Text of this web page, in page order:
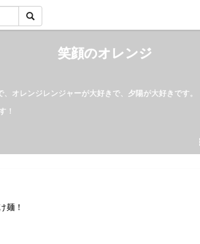
笑顔のオレンジ
オレンジレンジャーが大好きで、夕陽が大好きです。
！
麺！